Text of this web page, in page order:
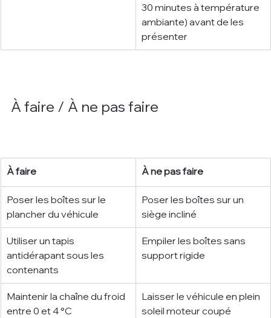
30 minutes à température
ambiante) avant de les
présenter
À faire / À ne pas faire
À faire À ne pas faire
Poser les boîtes sur le
plancher du véhicule
Poser les boîtes sur un
siège incliné
Utiliser un tapis
antidérapant sous les
contenants
Empiler les boîtes sans
support rigide
Maintenir la chaîne du froid
entre 0 et 4 °C
Laisser le véhicule en plein
soleil moteur coupé